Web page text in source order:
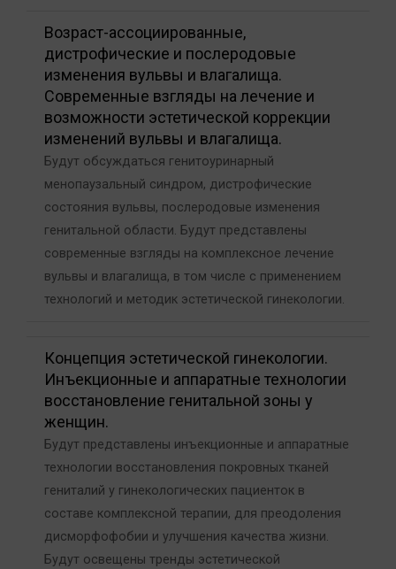
Возраст-ассоциированные,
дистрофические и послеродовые
изменения вульвы и влагалища.
Современные взгляды на лечение и
возможности эстетической коррекции
изменений вульвы и влагалища.
Будут обсуждаться генитоуринарный
менопаузальный синдром, дистрофические
состояния вульвы, послеродовые изменения
генитальной области. Будут представлены
современные взгляды на комплексное лечение
вульвы и влагалища, в том числе с применением
технологий и методик эстетической гинекологии.
Концепция эстетической гинекологии.
Инъекционные и аппаратные технологии
восстановление генитальной зоны у
женщин.
Будут представлены инъекционные и аппаратные
технологии восстановления покровных тканей
гениталий у гинекологических пациенток в
составе комплексной терапии, для преодоления
дисморфофобии и улучшения качества жизни.
Будут освещены тренды эстетической